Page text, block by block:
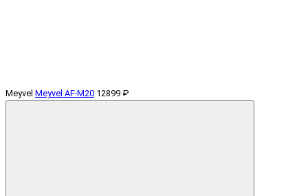
Meyvel Meyvel AF-M20 12899 ₽